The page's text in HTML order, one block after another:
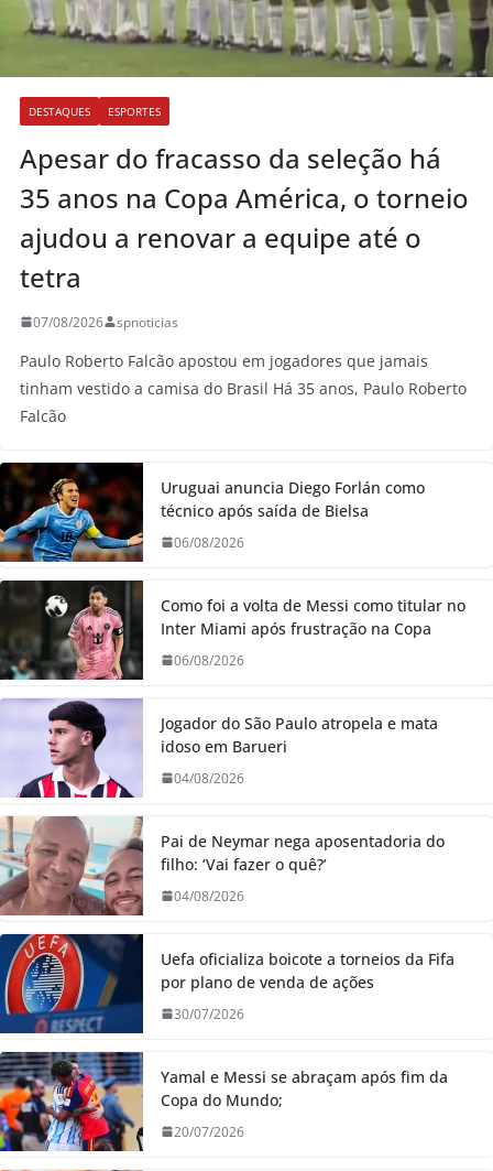
DESTAQUES ESPORTES
Apesar do fracasso da seleção há
35 anos na Copa América, o torneio
ajudou a renovar a equipe até o
tetra
07/08/2026 spnoticias
Paulo Roberto Falcão apostou em jogadores que jamais
tinham vestido a camisa do Brasil Há 35 anos, Paulo Roberto
Falcão
Uruguai anuncia Diego Forlán como
técnico após saída de Bielsa
06/08/2026
Como foi a volta de Messi como titular no
Inter Miami após frustração na Copa
06/08/2026
Jogador do São Paulo atropela e mata
idoso em Barueri
04/08/2026
Pai de Neymar nega aposentadoria do
filho: ‘Vai fazer o quê?’
04/08/2026
Uefa oficializa boicote a torneios da Fifa
por plano de venda de ações
30/07/2026
Yamal e Messi se abraçam após fim da
Copa do Mundo;
20/07/2026